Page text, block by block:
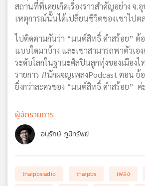
สถานที่ที่เคยเกิดเรื่องราวสำคัญอย่าง จ.
เหตุการณ์นั้นได้เปลี่ยนชีวิตของเขาไปต
ไปติดตามกันว่า “มนต์สิทธิ์ คำสร้อย” ต้อ
แบบใดมาบ้าง และเขาสามารถพาตัวเอ
ระดับโลกในฐานะศิลปินลูกทุ่งของเมืองไ
รายการ #นักผจญเพลงPodcast ตอน ย้
ยิ่งกว่าละครของ “มนต์สิทธิ์ คำสร้อย” ค่ะ
ผู้จัดรายการ
อนุรักษ์ ภูมิทรัพย์
thaipbsradio thaipbs เพลง